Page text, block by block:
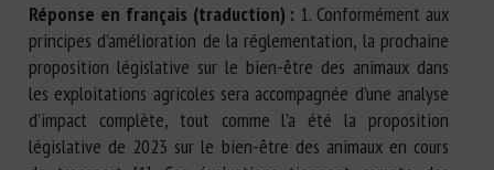
Réponse en français (traduction) : 1. Conformément aux
principes d’amélioration de la réglementation, la prochaine
proposition législative sur le bien-être des animaux dans
les exploitations agricoles sera accompagnée d’une analyse
d’impact complète, tout comme l’a été la proposition
législative de 2023 sur le bien-être des animaux en cours